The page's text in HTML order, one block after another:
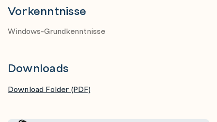
Rasterfang
Steuern der Zeichnungsansichten
Vorkenntnisse
Windows-Grundkenntnisse
Downloads
Download Folder (PDF)